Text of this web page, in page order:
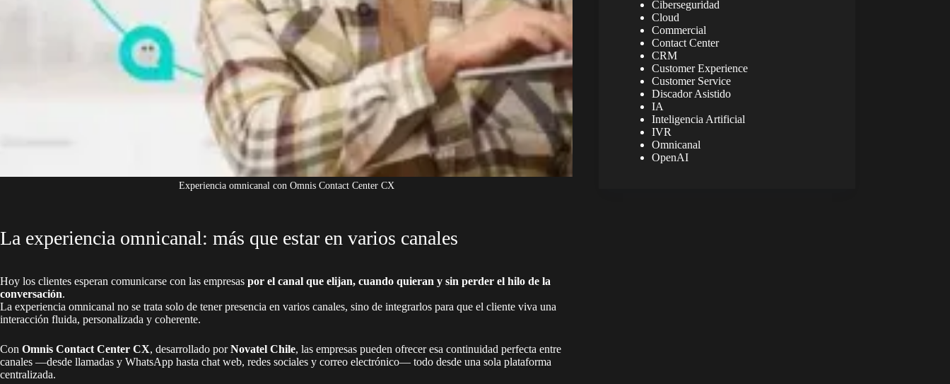
Experiencia omnicanal con Omnis Contact Center CX
La experiencia omnicanal: más que estar en varios canales
Hoy los clientes esperan comunicarse con las empresas por el canal que elijan, cuando quieran y sin perder el hilo de la
conversación.
La experiencia omnicanal no se trata solo de tener presencia en varios canales, sino de integrarlos para que el cliente viva una
interacción fluida, personalizada y coherente.
Con Omnis Contact Center CX, desarrollado porNovatel Chile, las empresas pueden ofrecer esa continuidad perfecta entre
canales —desde llamadas y WhatsApp hasta chat web, redes sociales y correo electrónico— todo desde una sola plataforma
centralizada.
Ciberseguridad
Cloud
Commercial
Contact Center
CRM
Customer Experience
Customer Service
Discador Asistido
IA
Inteligencia Artificial
IVR
Omnicanal
OpenAI